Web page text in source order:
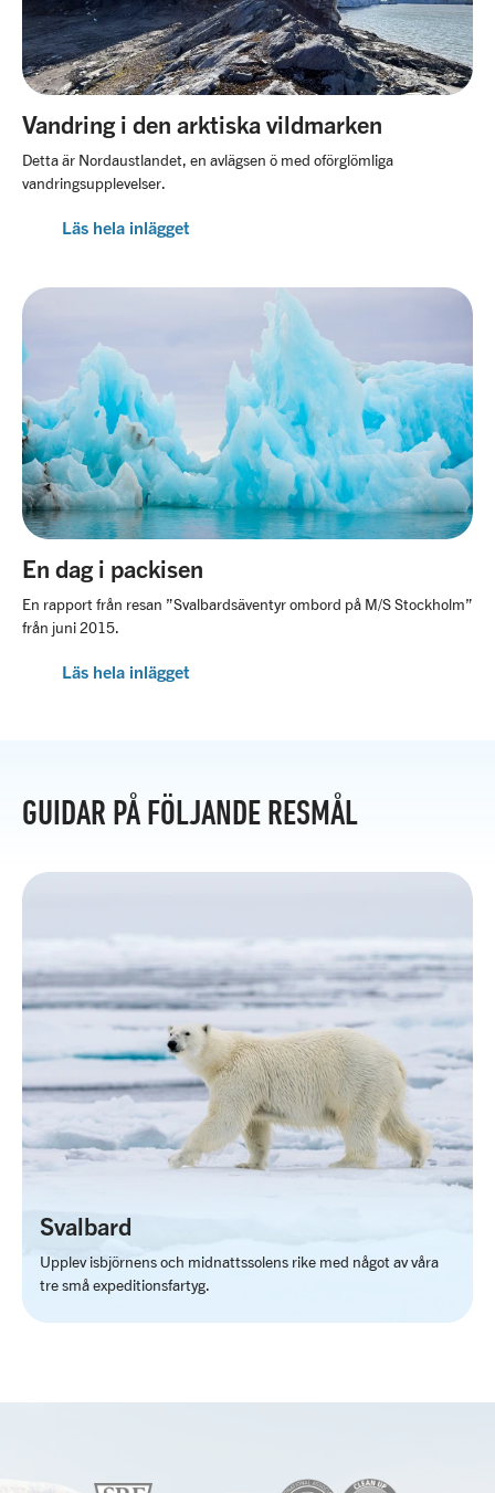
Vandring i den arktiska vildmarken
Detta är Nordaustlandet, en avlägsen ö med oförglömliga
vandringsupplevelser.
Läs hela inlägget
En dag i packisen
En rapport från resan ”Svalbardsäventyr ombord på M/S Stockholm”
från juni 2015.
Läs hela inlägget
GUIDAR PÅ FÖLJANDE RESMÅL
Svalbard
Upplev isbjörnens och midnattssolens rike med något av våra
tre små expeditionsfartyg.